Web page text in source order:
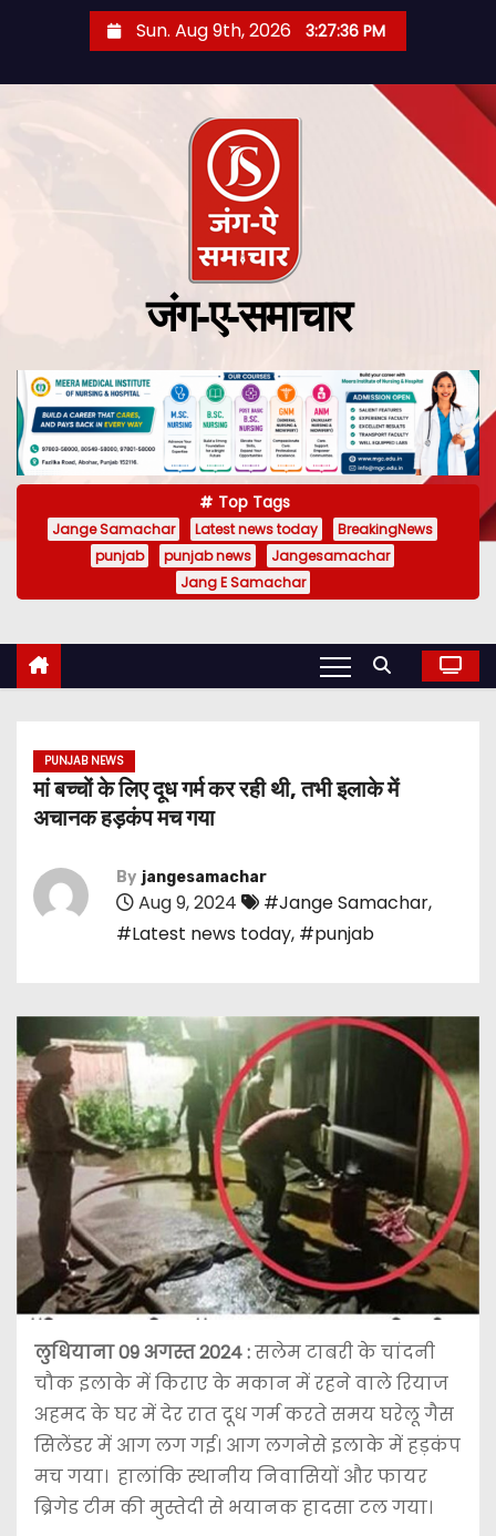
Sun. Aug 9th, 2026 3:27:37 PM
जंग-ए-समाचार
Top Tags
Jange Samachar Latest news today
BreakingNews
punjab
punjab news
Jangesamachar
Jang E Samachar
PUNJAB NEWS
मां बच्चों के लिए दूध गर्म कर रही थी, तभी इलाके में
अचानक हड़कंप मच गया
By jangesamachar
Aug 9, 2024 #Jange Samachar,
#Latest news today, #punjab
लुधियाना 09 अगस्त 2024 :सलेम टाबरी के चांदनी
चौक इलाके में किराए के मकान में रहने वाले रियाज
अहमद के घर में देर रात दूध गर्म करते समय घरेलू गैस
सिलेंडर में आग लग गई। आग लगनेसे इलाके में हड़कंप
मच गया। हालांकि स्थानीय निवासियों और फायर
ब्रिगेड टीम की मुस्तेदी से भयानक हादसा टल गया।